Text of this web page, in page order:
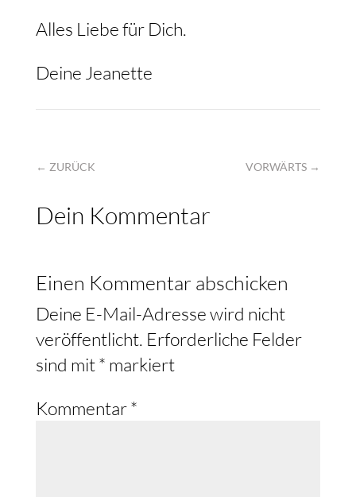
Alles Liebe für Dich.
Deine Jeanette
← ZURÜCK VORWÄRTS →
Dein Kommentar
Einen Kommentar abschicken
Deine E-Mail-Adresse wird nicht
veröffentlicht. Erforderliche Felder
sind mit* markiert
Kommentar*